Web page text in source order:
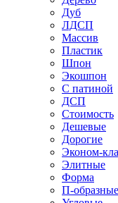
Дуб
ЛДСП
Массив
Пластик
Шпон
Экошпон
С патиной
ДСП
Стоимость
Дешевые
Дорогие
Эконом-
Элитные
Форма
П-образные